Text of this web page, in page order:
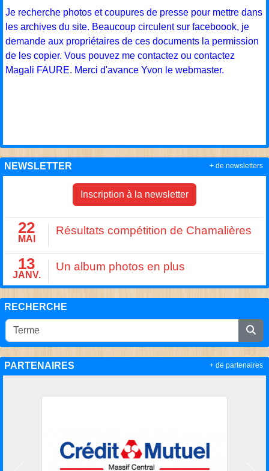
Je recherche photos et coupures de presse pour mettre dans
les archives du site. Beaucoup circulent sur faceboook, je
demande aux propriétaires de ces documents la permission
de les copier. Vous pouvez me contactez ou contactez
Magali FAURE. Merci d'avance Yvon le webmaster.
NEWSLETTER
Inscription à la newsletter
22
MAI
Résultats compétition de Chamalières
13
JANV.
Un album photos en plus
+ de newsletters
RECHERCHE
PARTENAIRES + de partenaires